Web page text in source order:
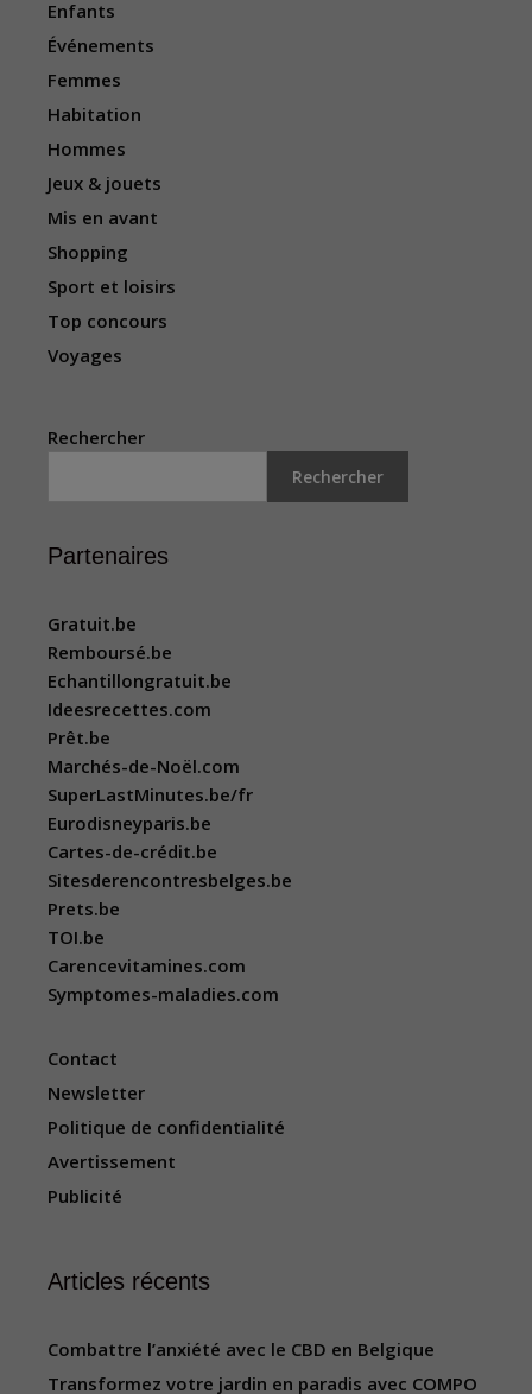
Enfants
Événements
Femmes
Habitation
Hommes
Jeux & jouets
Mis en avant
Shopping
Sport et loisirs
Top concours
Voyages
Rechercher
Rechercher
Partenaires
Gratuit.be
Remboursé.be
Echantillongratuit.be
Ideesrecettes.com
Prêt.be
Marchés-de-Noël.com
SuperLastMinutes.be/fr
Eurodisneyparis.be
Cartes-de-crédit.be
Sitesderencontresbelges.be
Prets.be
TOI.be
Carencevitamines.com
Symptomes-maladies.com
Contact
Newsletter
Politique de confidentialité
Avertissement
Publicité
Articles récents
Combattre l’anxiété avec le CBD en Belgique
Transformez votre jardin en paradis avec COMPO